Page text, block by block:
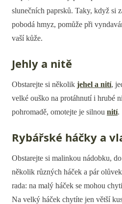
slunečních paprsků. Taky, když si
pobodá hmyz, pomůže při
vaší kůže.
Jehly a nitě
Obstarejte si několik jehel a nití,
velké ouško na protáhnutí i hrubé
pohromadě, omotejte je silnou nití.
Rybářské háčky a
Obstarejte si malinkou nádobku,
několik různých háček a pár
rada: na malý háček se mohou
Na velký háček chytíte jen větší